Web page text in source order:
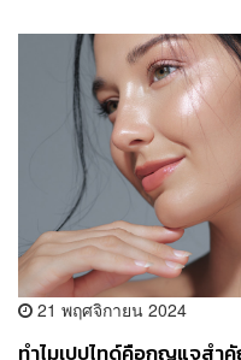
21 พฤศจิกายน 2024
ทำไมเปปไทด์คือกุญแจสำ